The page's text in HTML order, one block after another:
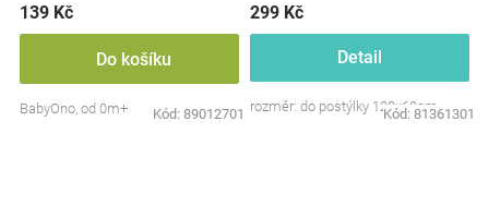
139 Kč
Do košíku
BabyOno, od 0m+ Kód: 89012701
299 Kč
Detail
rozměr: do postýlky 120x60cm
Kód: 81361301